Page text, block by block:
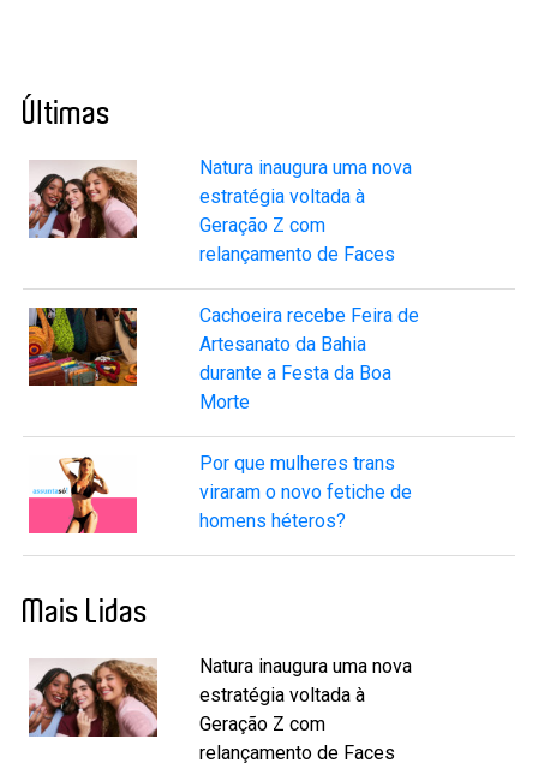
Últimas
Natura inaugura uma nova
estratégia voltada à
Geração Z com
relançamento de Faces
Cachoeira recebe Feira de
Artesanato da Bahia
durante a Festa da Boa
Morte
Por que mulheres trans
viraram o novo fetiche de
homens héteros?
Mais Lidas
Natura inaugura uma nova
estratégia voltada à
Geração Z com
relançamento de Faces